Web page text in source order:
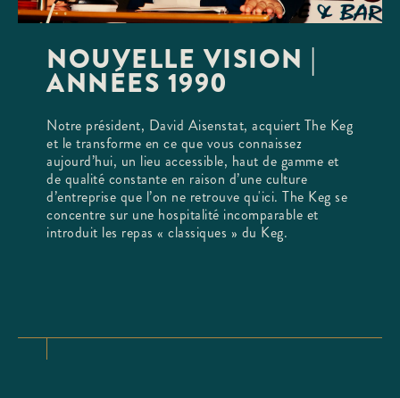
NOUVELLE VISION |
ANNÉES 1990
Notre président, David Aisenstat, acquiert The Keg
et le transforme en ce que vous connaissez
aujourd’hui, un lieu accessible, haut de gamme et
de qualité constante en raison d’une culture
d’entreprise que l’on ne retrouve qu'ici. The Keg se
concentre sur une hospitalité incomparable et
introduit les repas « classiques » du Keg.